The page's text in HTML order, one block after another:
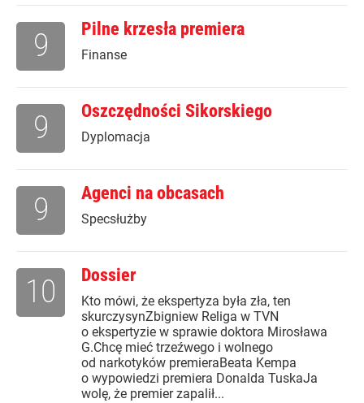
Pilne krzesła premiera
Finanse
9
Oszczędności Sikorskiego
Dyplomacja
9
Agenci na obcasach
Specsłużby
9
Dossier
Kto mówi, że ekspertyza była zła, ten
skurczysynZbigniew Religa w TVN
o ekspertyzie w sprawie doktora Mirosława
G.Chcę mieć trzeźwego i wolnego
od narkotyków premieraBeata Kempa
o wypowiedzi premiera Donalda TuskaJa
wolę, że premier zapalił...
10